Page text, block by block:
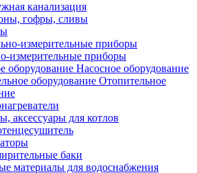
канализация
гофры, сливы
измерительные приборы
Насосное оборудование
Отопительное
аксессуары для котлов
баки